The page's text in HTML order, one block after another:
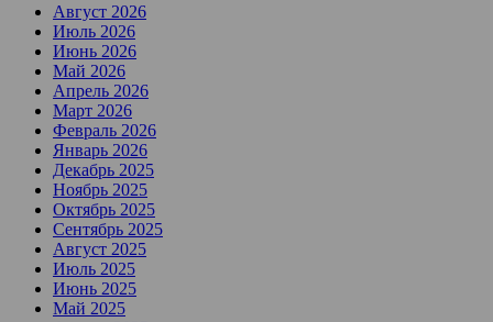
Август 2026
Июль 2026
Июнь 2026
Май 2026
Апрель 2026
Март 2026
Февраль 2026
Январь 2026
Декабрь 2025
Ноябрь 2025
Октябрь 2025
Сентябрь 2025
Август 2025
Июль 2025
Июнь 2025
Май 2025